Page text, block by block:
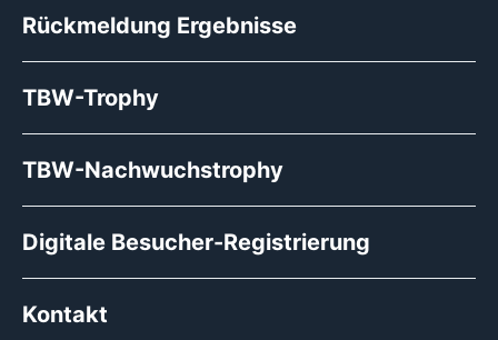
Rückmeldung Ergebnisse
TBW-Trophy
TBW-Nachwuchstrophy
Digitale Besucher-Registrierung
Kontakt